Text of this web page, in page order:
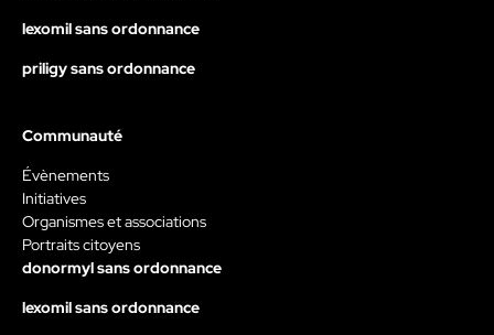
lexomil sans ordonnance
priligy sans ordonnance
Communauté
Évènements
Initiatives
Organismes et associations
Portraits citoyens
donormyl sans ordonnance
lexomil sans ordonnance